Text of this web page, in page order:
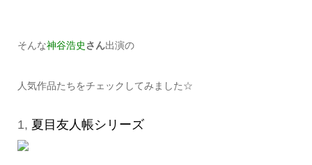
そんな神谷浩史 さん出演の
人気作品たちをチェックしてみました☆
1, 夏目友人帳シリーズ